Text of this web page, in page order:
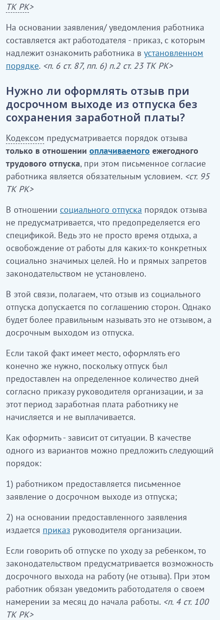
ТК РК>
На основании заявления/ уведомления работника
составляется акт работодателя - приказ, с которым
надлежит ознакомить работника в установленном
порядке. <п. 6 ст. 87, пп. 6) п.2 ст. 23 ТК РК>
Нужно ли оформлять отзыв при
досрочном выходе из отпуска без
сохранения заработной платы?
Кодексом предусматривается порядок отзыва
только в отношении оплачиваемого ежегодного
трудового отпуска, при этом письменное согласие
работника является обязательным условием. <ст. 95
ТК РК>
В отношении социального отпуска порядок отзыва
не предусматривается, что предопределяется его
спецификой. Ведь это не просто время отдыха, а
освобождение от работы для каких-то конкретных
социально значимых целей. Но и прямых запретов
законодательством не установлено.
В этой связи, полагаем, что отзыв из социального
отпуска допускается по соглашению сторон. Однако
будет более правильным называть это не отзывом, а
досрочным выходом из отпуска.
Если такой факт имеет место, оформлять его
конечно же нужно, поскольку отпуск был
предоставлен на определенное количество дней
согласно приказу руководителя организации, и за
этот период заработная плата работнику не
начисляется и не выплачивается.
Как оформить - зависит от ситуации. В качестве
одного из вариантов можно предложить следующий
порядок:
1) работником предоставляется письменное
заявление о досрочном выходе из отпуска;
2) на основании предоставленного заявления
издается приказ руководителя организации.
Если говорить об отпуске по уходу за ребенком, то
законодательством предусматривается возможность
досрочного выхода на работу (не отзыва). При этом
работник обязан уведомить работодателя о своем
намерении за месяц до начала работы. <п. 4 ст. 100
ТК РК>